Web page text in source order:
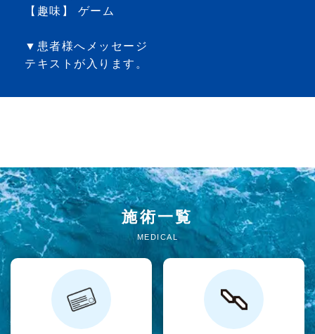
【趣味】 ゲーム
▼患者様へメッセージ
テキストが入ります。
施術一覧
MEDICAL